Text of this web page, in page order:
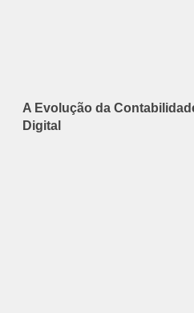
A Evolução da
Digital